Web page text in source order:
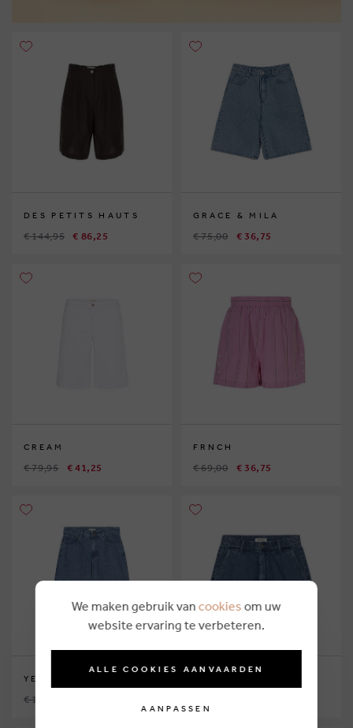
DES PETITS HAUTS
€ 144,95 € 86,25
GRACE & MILA
€ 75,00 € 36,75
CREAM
€ 79,95 € 41,25
FRNCH
€ 69,00 € 36,75
YERSE
€ 119,00
We maken gebruik van cookies om uw
website ervaring te verbeteren.
ALLE COOKIES AANVAARDEN
AANPASSEN